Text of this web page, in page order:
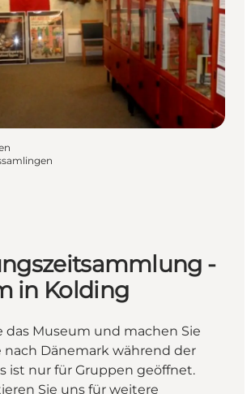
-
in Kolding
das Museum und machen Sie
nach Dänemark während der
ist nur für Gruppen geöffnet.
Sie uns für weitere